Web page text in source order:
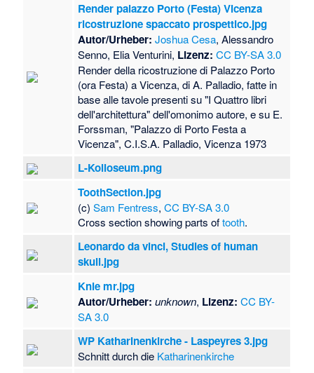
Render palazzo Porto (Festa) Vicenza
ricostruzione spaccato prospettico.jpg
Autor/Urheber: Joshua Cesa, Alessandro
Senno, Elia Venturini, Lizenz: CC BY-SA 3.0
Render della ricostruzione di Palazzo Porto
(ora Festa) a Vicenza, di A. Palladio, fatte in
base alle tavole presenti su "I Quattro libri
dell'architettura" dell'omonimo autore, e su E.
Forssman, "Palazzo di Porto Festa a
Vicenza", C.I.S.A. Palladio, Vicenza 1973
L-Kolloseum.png
ToothSection.jpg
(c)Sam Fentress,CC BY-SA 3.0
Cross section showing parts oftooth.
Leonardo da vinci, Studies of human
skull.jpg
Knie mr.jpg
Autor/Urheber: unknown, Lizenz: CC BY-
SA 3.0
WP Katharinenkirche - Laspeyres 3.jpg
Schnitt durch die Katharinenkirche